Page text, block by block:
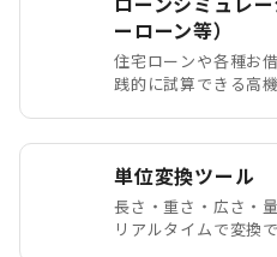
ーローン等）
住宅ローンや各種お
践的に試算できる高
単位変換ツール
長さ・重さ・広さ・
リアルタイムで変換